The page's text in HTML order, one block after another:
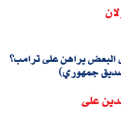
البعض يراهن على ترامب؟
جمهوري)
على